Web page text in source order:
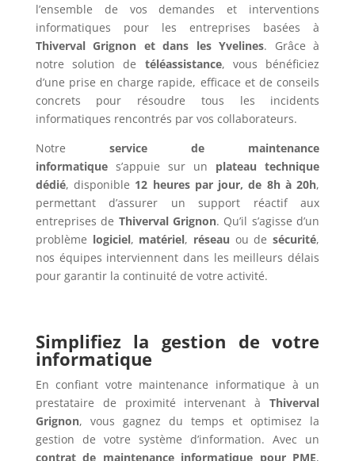
l’ensemble de vos demandes et interventions
informatiques pour les entreprises basées à
Thiverval Grignon et dans les Yvelines. Grâce à
notre solution de téléassistance, vous bénéficiez
d’une prise en charge rapide, efficace et de conseils
concrets pour résoudre tous les incidents
informatiques rencontrés par vos collaborateurs.
Notre service de maintenance
informatiques’appuie sur un plateau technique
dédié, disponible 12 heures par jour, de 8h à 20h,
permettant d’assurer un support réactif aux
entreprises de Thiverval Grignon. Qu’il s’agisse d’un
problème logiciel, matériel, réseau ou desécurité,
nos équipes interviennent dans les meilleurs délais
pour garantir la continuité de votre activité.
Simplifiez la gestion de votre
informatique
En confiant votre maintenance informatique à un
prestataire de proximité intervenant àThiverval
Grignon, vous gagnez du temps et optimisez la
gestion de votre système d’information. Avec un
contrat de maintenance informatique pour PME,